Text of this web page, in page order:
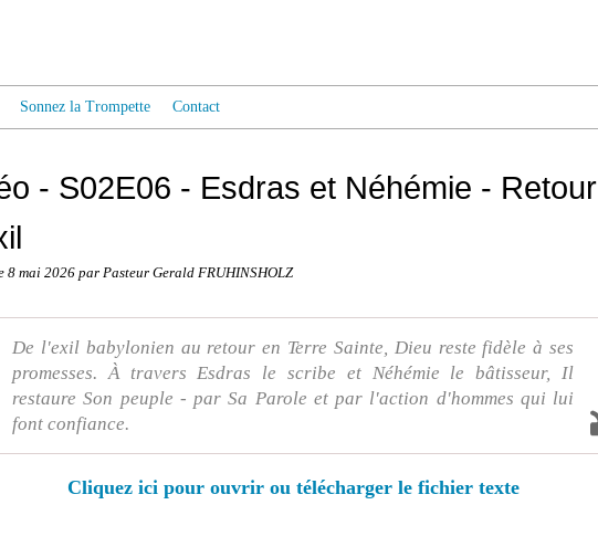
Sonnez la Trompette Contact
- S02E06 - Esdras et Néhémie - Retour
8 mai 2026 par Pasteur Gerald FRUHINSHOLZ
De l'exil babylonien au retour en Terre Sainte, Dieu reste fidèle à ses
promesses. À travers Esdras le scribe et Néhémie le bâtisseur, Il
restaure Son peuple - par Sa Parole et par l'action d'hommes qui lui
font confiance.
Cliquez ici pour ouvrir ou télécharger le fichier texte